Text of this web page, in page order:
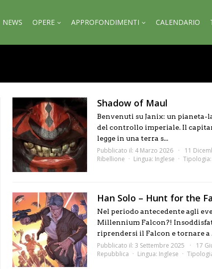
NEWS OPERE APPROFONDIMENTI CALENDARIO
Shadow of Maul
Benvenuti su Janix: un
del controllo imperiale. Il
legge in una terra s...
Pubblicato il: 4 Marzo 2026 11
Ribellione
Lingua: Inglese Tipologia:
Han Solo – Hunt for the
Nel periodo antecedente agli
Millennium Falcon?!
riprendersi il Falcon e tornare a
Pubblicato il: 3 Settembre 2025 17
Repubblica
Lingua: Inglese